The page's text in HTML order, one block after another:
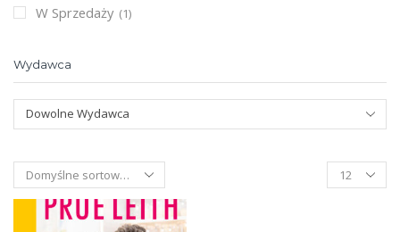
Products
per
W Sprzedaży (1)
Wydawca
Dowolne Wydawca